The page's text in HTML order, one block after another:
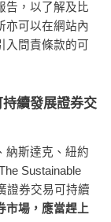
告，以了解及比
亦可以在網站內
問責條款的可
續發展證券交
納斯達克、紐約
Sustainable
證券交易可持續
市場，應當趕上